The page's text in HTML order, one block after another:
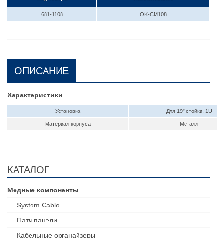
681-1108 OK-CM108
ОПИСАНИЕ
Характеристики
Установка Для 19” стойки, 1U
Материал корпуса Металл
КАТАЛОГ
Медные компоненты
System Cable
Патч панели
Кабельные органайзеры